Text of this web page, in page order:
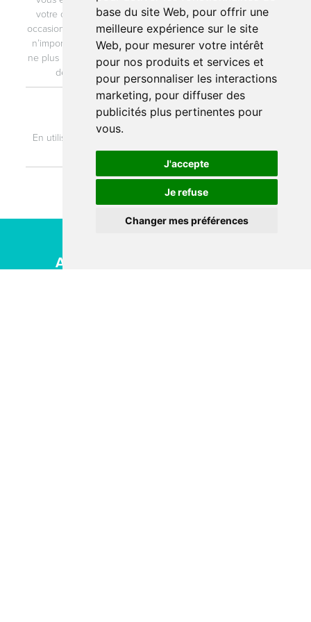
base du site Web, pour offrir une
meilleure expérience sur le site
Web, pour mesurer votre intérêt
pour nos produits et services et
pour personnaliser les interactions
marketing, pour diffuser des
publicités plus pertinentes pour
vous.
J'accepte
Je refuse
Changer mes préférences
votre commande, des nouvelles de l’entreprise de façon
occasionnelle, des informations sur des produits liés, etc. Si à
n’importe quel moment vous souhaitez vous désinscrire et
ne plus recevoir d’e-mails, vous pouvez faire votre demande
de désabonnement à contact@acn-service.com
7. Consentement
En utilisant notre site, vous consentez à notre politique de
confidentialité.
ACN SERVICE - Siège MEYZIEU